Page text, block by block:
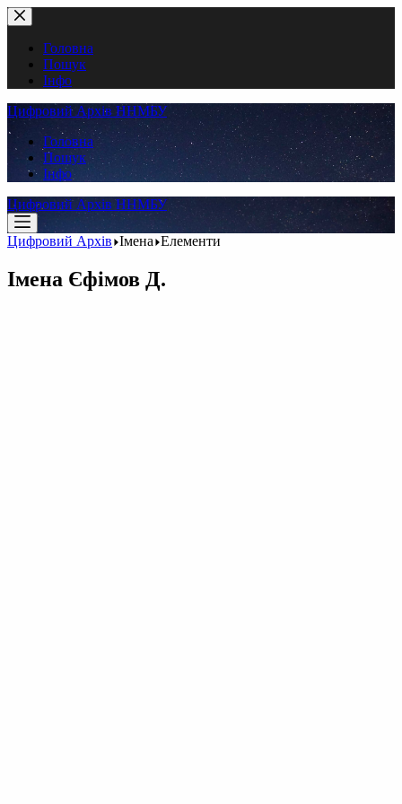
Перейти
до
вмістуГоловна
Пошук
Інфо
Цифровий Архів ННМБУ
Головна
Пошук
Інфо
Цифровий Архів ННМБУ
Цифровий Архів Імена Елементи
Імена Єфімов Д.